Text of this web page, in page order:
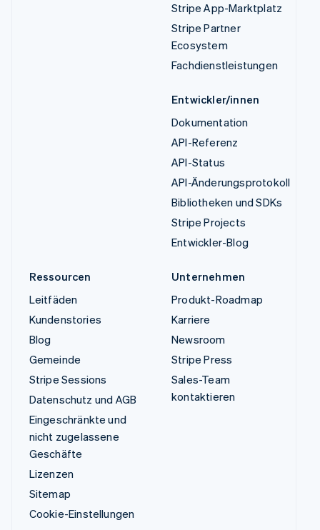
Stripe App-Marktplatz
Stripe Partner
Ecosystem
Fachdienstleistungen
Entwickler/innen
Dokumentation
API-Referenz
API-Status
API-Änderungsprotokoll
Bibliotheken und SDKs
Stripe Projects
Entwickler-Blog
Ressourcen
Leitfäden
Kundenstories
Blog
Gemeinde
Stripe Sessions
Datenschutz und AGB
Eingeschränkte und
nicht zugelassene
Geschäfte
Lizenzen
Sitemap
Cookie-Einstellungen
Unternehmen
Produkt-Roadmap
Karriere
Newsroom
Stripe Press
Sales-Team
kontaktieren